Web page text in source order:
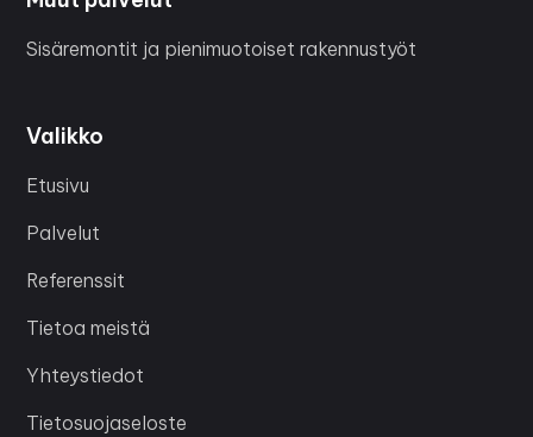
Sisäremontit ja pienimuotoiset rakennustyöt
Valikko
Etusivu
Palvelut
Referenssit
Tietoa meistä
Yhteystiedot
Tietosuojaseloste